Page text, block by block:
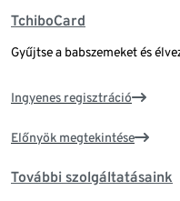
TchiboCard
Gyűjtse a babszemeket és
Ingyenes regisztráció
Előnyök megtekintése
További szolgáltatásaink